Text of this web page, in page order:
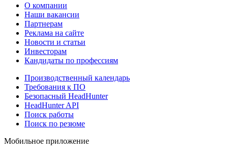
О компании
Наши вакансии
Партнерам
Реклама на сайте
Новости и статьи
Инвесторам
Кандидаты по профессиям
Производственный календарь
Требования к ПО
Безопасный HeadHunter
HeadHunter API
Поиск работы
Поиск по резюме
Мобильное приложение